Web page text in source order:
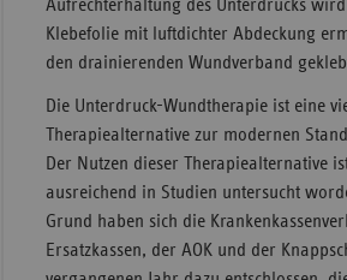
Aufrechterhaltung des Unterdrucks
Klebefolie mit luftdichter Abdeckung
den drainierenden Wundverband
Die Unterdruck-Wundtherapie ist eine
Therapiealternative zur modernen
Der Nutzen dieser Therapiealternative
ausreichend in Studien untersucht
Grund haben sich die
Ersatzkassen, der AOK und der